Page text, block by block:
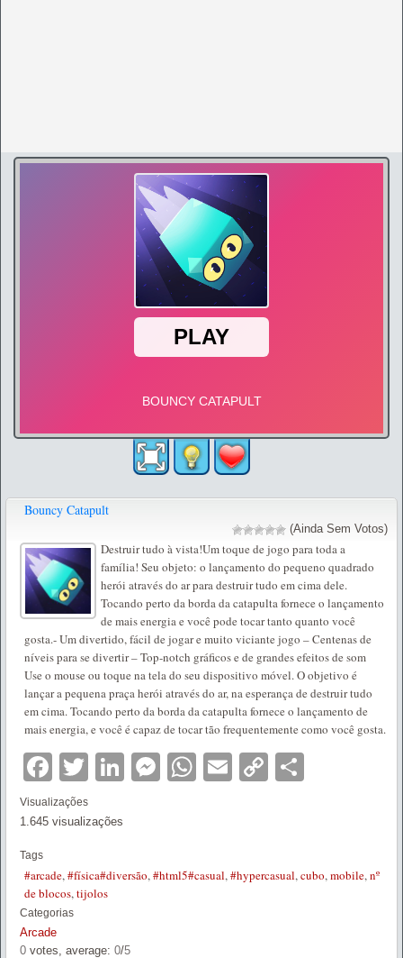
Bouncy Catapult
(Ainda Sem Votos)
Destruir tudo à vista!Um toque de jogo para toda a
família! Seu objeto: o lançamento do pequeno quadrado
herói através do ar para destruir tudo em cima dele.
Tocando perto da borda da catapulta fornece o lançamento
de mais energia e você pode tocar tanto quanto você
gosta.- Um divertido, fácil de jogar e muito viciante jogo – Centenas de
níveis para se divertir – Top-notch gráficos e de grandes efeitos de som
Use o mouse ou toque na tela do seu dispositivo móvel. O objetivo é
lançar a pequena praça herói através do ar, na esperança de destruir tudo
em cima. Tocando perto da borda da catapulta fornece o lançamento de
mais energia, e você é capaz de tocar tão frequentemente como você gosta.
Facebook
TwitterLinkedIn
Messenger
WhatsApp
EmailCopy
Visualizações
1.645 visualizações
Tags
#arcade,#física#diversão,#html5#casual,#hypercasual,cubo,mobile,nº
de blocos,tijolos
Categorias
Arcade
0 votes, average: 0/5